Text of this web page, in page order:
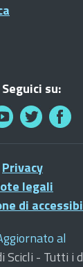
Seguici su:
Privacy
legali
di
al
Scicli - Tutti